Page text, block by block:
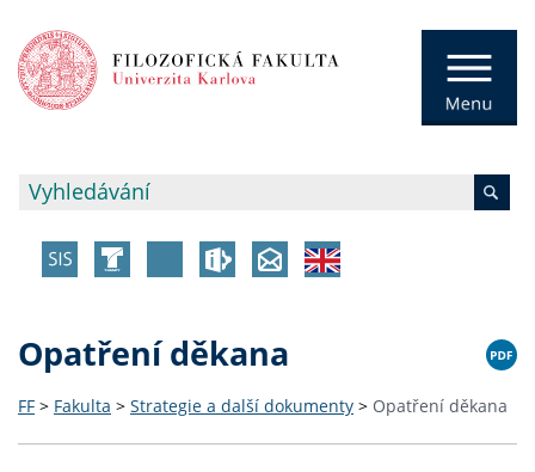
Opatření děkana
FF > Fakulta > Strategie a další dokumenty > Opatření děkana